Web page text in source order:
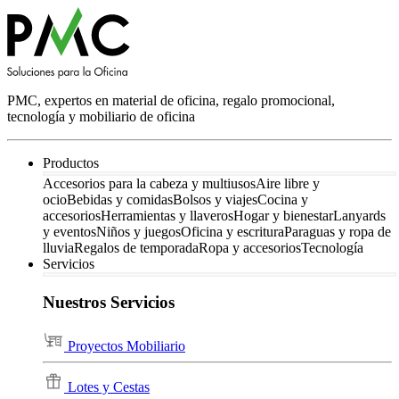
PMC, expertos en material de oficina, regalo promocional,
tecnología y mobiliario de oficina
Productos
Accesorios para la cabeza y multiusosAire libre y
ocioBebidas y comidasBolsos y viajesCocina y
accesoriosHerramientas y llaverosHogar y bienestarLanyards
y eventosNiños y juegosOficina y escrituraParaguas y ropa de
lluviaRegalos de temporadaRopa y accesoriosTecnología
Servicios
Nuestros Servicios
Proyectos Mobiliario
Lotes y Cestas